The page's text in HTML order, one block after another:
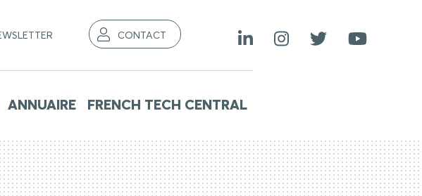
CONTACT
ANNUAIRE FRENCH TECH CENTRAL